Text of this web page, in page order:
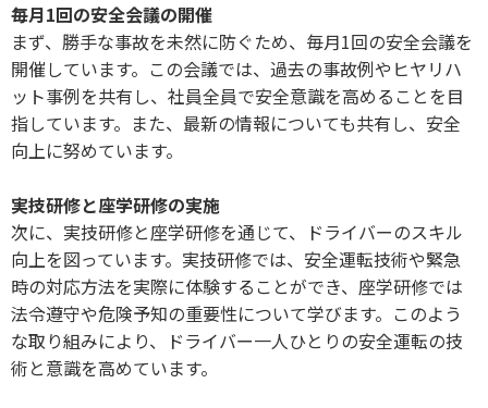
毎月1回の安全会議の開催
まず、勝手な事故を未然に防ぐため、毎月1回の安全会議を
開催しています。この会議では、過去の事故例やヒヤリハ
ット事例を共有し、社員全員で安全意識を高めることを目
指しています。また、最新の情報についても共有し、安全
向上に努めています。
実技研修と座学研修の実施
次に、実技研修と座学研修を通じて、ドライバーのスキル
向上を図っています。実技研修では、安全運転技術や緊急
時の対応方法を実際に体験することができ、座学研修では
法令遵守や危険予知の重要性について学びます。このよう
な取り組みにより、ドライバー一人ひとりの安全運転の技
術と意識を高めています。